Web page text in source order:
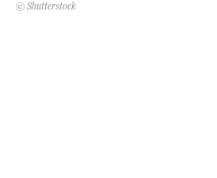
© Shutterstock